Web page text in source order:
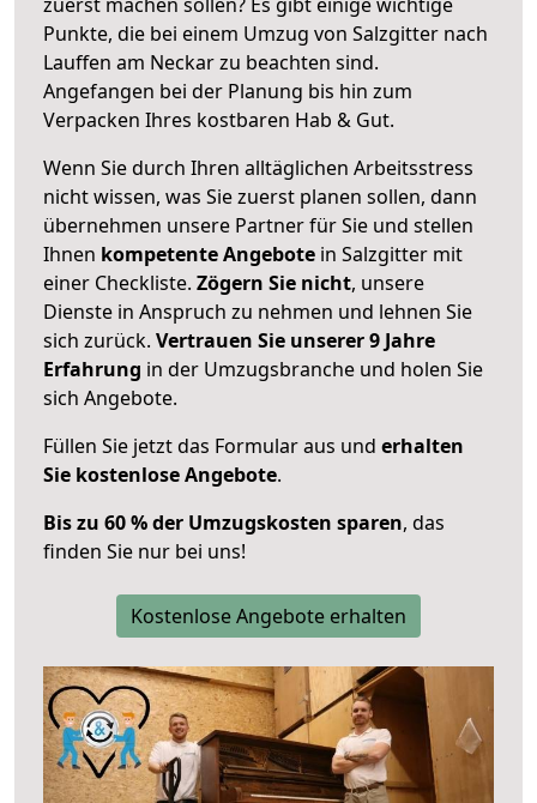
Punkte, die bei einem Umzug von Salzgitter nach
Lauffen am Neckar zu beachten sind.
Angefangen bei der Planung bis hin zum
Verpacken Ihres kostbaren Hab & Gut.
Wenn Sie durch Ihren alltäglichen Arbeitsstress
nicht wissen, was Sie zuerst planen sollen, dann
übernehmen unsere Partner für Sie und stellen
Ihnen kompetente Angebote in Salzgitter mit
einer Checkliste. Zögern Sie nicht, unsere
Dienste in Anspruch zu nehmen und lehnen Sie
sich zurück. Vertrauen Sie unserer 9 Jahre
Erfahrung in der Umzugsbranche und holen Sie
sich Angebote.
Füllen Sie jetzt das Formular aus und erhalten
Sie kostenlose Angebote.
Bis zu 60 % der Umzugskosten sparen, das
finden Sie nur bei uns!
Kostenlose Angebote erhalten